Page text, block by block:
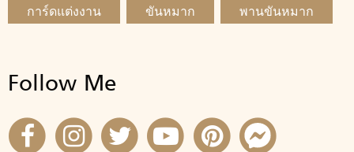
การ์ดแต่งงาน
ขันหมาก พานขันหมาก
Follow Me